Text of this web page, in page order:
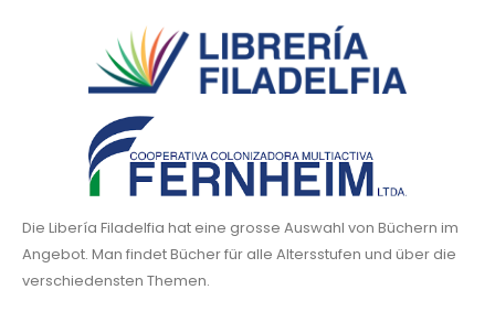
Die Libería Filadelfia hat eine grosse Auswahl von Büchern im
Angebot. Man findet Bücher für alle Altersstufen und über die
verschiedensten Themen.